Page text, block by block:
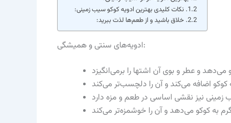
نکات کلیدی بهترین ادویه کوکو سیب زمینی:
خلاق باشید و از طعم‌ها لذت ببرید:
ادویه‌های سنتی و همیشگی: